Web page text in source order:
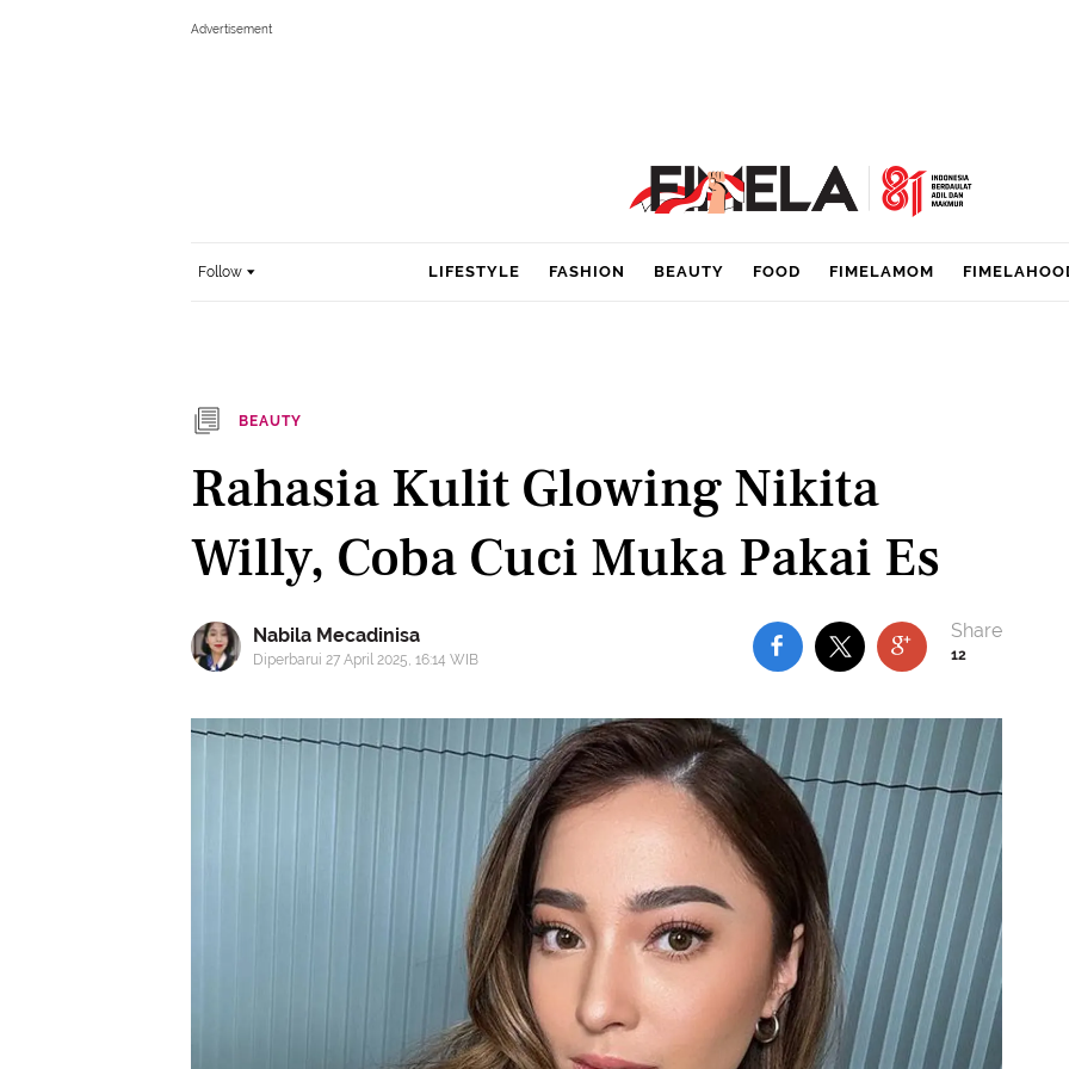
Follow LIFESTYLE FASHION BEAUTY FOOD FIMELAMOM
BEAUTY
Rahasia Kulit Glowing Nikita
Willy, Coba Cuci Muka Pakai Es
Nabila Mecadinisa
Diperbarui 27 April 2025, 16:14 WIB 12